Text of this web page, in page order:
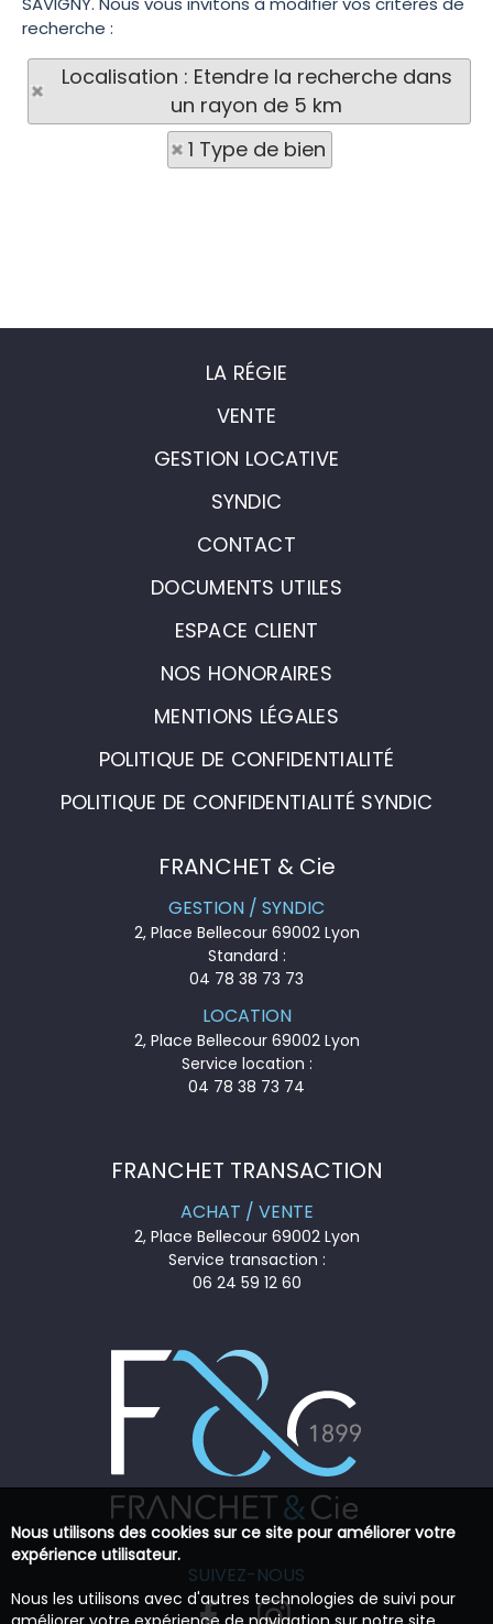
recherche :
Localisation : Etendre la recherche dans
un rayon de 5 km
1 Type de bien
LA RÉGIE
VENTE
GESTION LOCATIVE
SYNDIC
CONTACT
DOCUMENTS UTILES
ESPACE CLIENT
NOS HONORAIRES
MENTIONS LÉGALES
POLITIQUE DE CONFIDENTIALITÉ
POLITIQUE DE CONFIDENTIALITÉ SYNDIC
FRANCHET & Cie
GESTION / SYNDIC
2, Place Bellecour 69002 Lyon
Standard :
04 78 38 73 73
LOCATION
2, Place Bellecour 69002 Lyon
Service location :
04 78 38 73 74
FRANCHET TRANSACTION
ACHAT / VENTE
2, Place Bellecour 69002 Lyon
Service transaction :
06 24 59 12 60
SUIVEZ-NOUS
Nous utilisons des cookies sur ce site pour améliorer votre
expérience utilisateur.
Nous les utilisons avec d'autres technologies de suivi pour